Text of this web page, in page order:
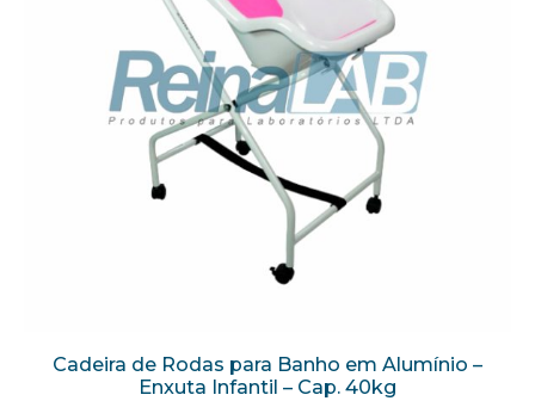
Cadeira de Rodas para Banho em Alumínio –
Enxuta Infantil – Cap. 40kg